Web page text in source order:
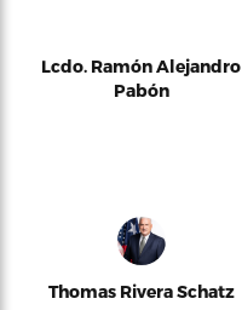
Lcdo. Ramón Alejandro
Pabón
Thomas Rivera Schatz